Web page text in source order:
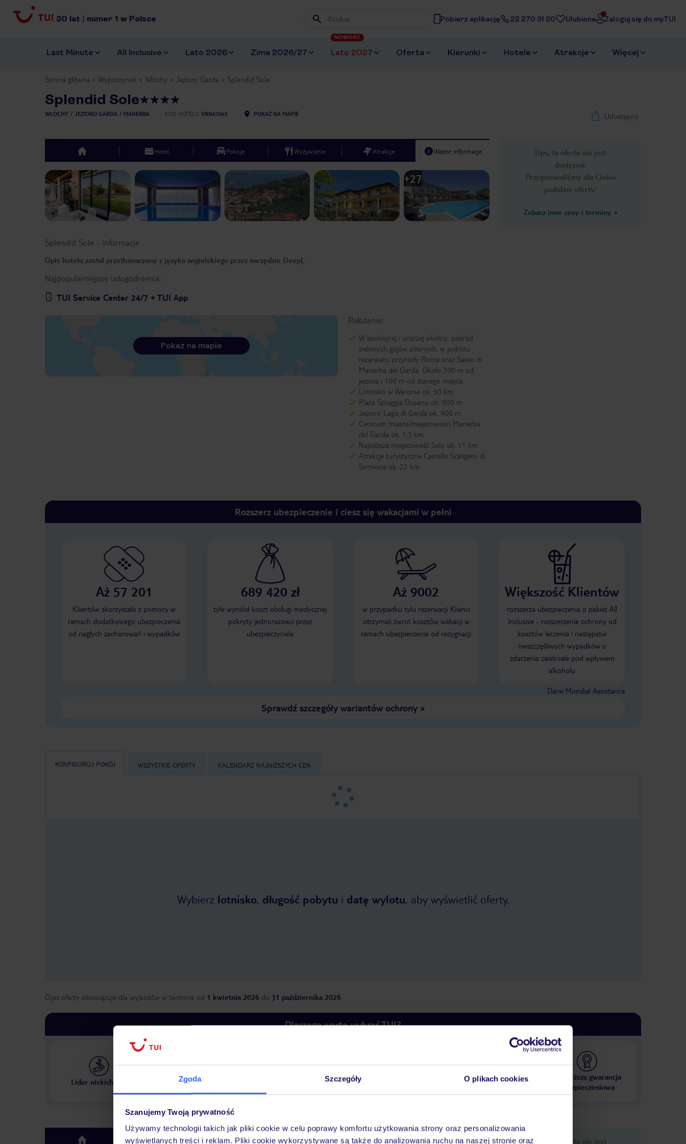
Zgoda Szczegóły O plikach cookies
Szanujemy Twoją prywatność
Używamy technologii takich jak pliki cookie w celu poprawy komfortu użytkowania strony oraz personalizowania
wyświetlanych treści i reklam. Pliki cookie wykorzystywane są także do analizowania ruchu na naszej stronie oraz
30 lat | numer 1 w Polsce Wpisz frazę, której szukasz
Pobierz aplikację 22 270 31 20 Ulubione Zaloguj się do myTUI
Last Minute All Inclusive Lato 2026 Zima 2026/27 Lato 2027
NOWOŚĆ
Oferta Kierunki Hotele Atrakcje Więcej
Strona główna Wypoczynek Włochy Jezioro Garda Splendid Sole
Splendid Sole
WŁOCHY JEZIORO GARDA MANERBA KOD HOTELU VRN67063 POKAŻ NA MAPIE Udostępnij
Ups, ta oferta nie jest
dostępna.
Przygotowaliśmy dla Ciebie
podobne oferty:
Zobacz inne ceny i terminy »
top Hotel Pokoje Wyżywienie Atrakcje Ważne informacje
Previous slide Next slide
1 /33
+27
Splendid Sole - informacje
Opis hotelu został przetłumaczony z języka angielskiego przez narzędzie DeepL
Najpopularniejsze udogodnienia:
TUI Service Center 24/7 + TUI App
Położenie:
W spokojnej i uroczej okolicy, pośród
zielonych gajów oliwnych, w pobliżu
rezerwatu przyrody Rocca oraz Sasso di
Manerba del Garda. Około 700 m od
jeziora i 100 m od starego miasta.
Lotnisko w Weronie ok. 50 km
Plaża Spiaggia Dusano ok. 900 m
Jezioro Lago di Garda ok. 900 m
Centrum miasta/miejscowości Manerba
del Garda ok. 1,3 km
Najbliższa miejscowość Salo ok. 11 km
Atrakcje turystyczne Castello Scaligero di
Sirmione ok. 22 km
Pokaż na mapie
Rozszerz ubezpieczenie i ciesz się wakacjami w pełni
Aż 57 201
Klientów skorzystało z pomocy w
ramach dodatkowego ubezpieczenia
od nagłych zachorowań i wypadków
689 420 zł
tyle wyniósł koszt obsługi medycznej
pokryty jednorazowo przez
ubezpieczyciela
Aż 9002
w przypadku tylu rezerwacji Klienci
otrzymali zwrot kosztów wakacji w
ramach ubezpieczenia od rezygnacji
Większość Klientów
rozszerza ubezpieczenia o pakiet All
Inclusive - rozszerzenie ochrony od
kosztów leczenia i następstw
nieszczęśliwych wypadków o
zdarzenia zaistniałe pod wpływem
alkoholu
Dane Mondial Assistance
Sprawdź szczegóły wariantów ochrony»
KONFIGURUJ POKÓJ WSZYSTKIE OFERTY KALENDARZ NAJNIŻSZYCH CEN
Wybierz lotnisko, długość pobytu i datę wylotu, aby wyświetlić oferty.
Opis oferty obowiązuje dla wyjazdów w terminie od 1 kwietnia 2026 do 31 października 2026
Dlaczego warto wybrać TUI?
Lider niskich cen
Największe biuro podróży
Tylko u nas opieka na
10 000 hoteli w ponad 50
Najwyższa gwarancja
ubezpieczeniowa
Hotel Pokoje Wyżywienie Atrakcje Ważne informacje
Ups, ta oferta nie jest